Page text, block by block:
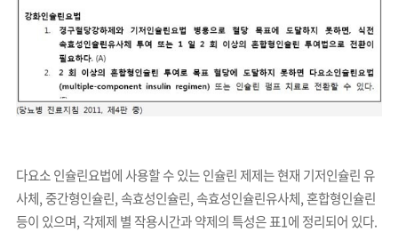
다요소 인슐린요법에 사용할 수 있는 인슐린 제제는 현재 기저인슐린 유
사체, 중간형인슐린, 속효성인슐린, 속효성인슐린유사체, 혼합형인슐린
등이 있으며, 각제제 별 작용시간과 약제의 특성은 표1에 정리되어 있다.